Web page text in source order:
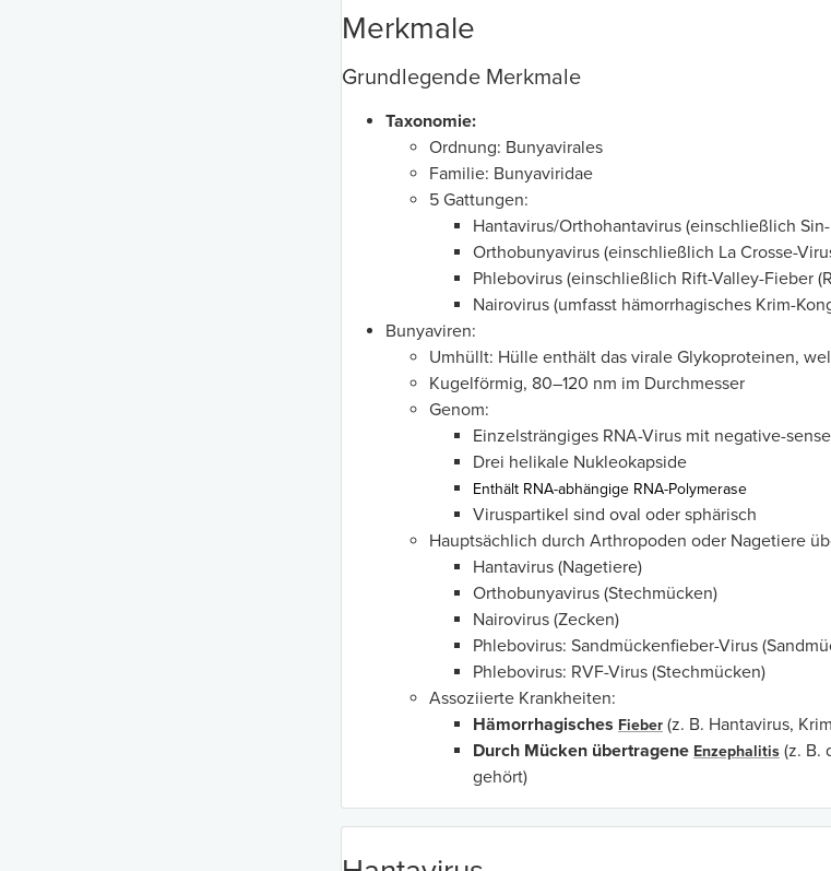
Merkmale
Grundlegende Merkmale
Taxonomie:
Ordnung: Bunyavirales
Familie: Bunyaviridae
5 Gattungen:
Hantavirus/Orthohantavirus (einschließlich
Orthobunyavirus (einschließlich La Crosse-
Phlebovirus (einschließlich Rift-Valley-Fieber
Nairovirus (umfasst hämorrhagisches Krim-
Bunyaviren:
Umhüllt: Hülle enthält das virale Glykoproteinen,
Kugelförmig, 80–120 nm im Durchmesser
Genom:
Einzelsträngiges RNA-Virus mit negative-sense
Drei helikale Nukleokapside
Enthält RNA-abhängige RNA-Polymerase
Viruspartikel sind oval oder sphärisch
Hauptsächlich durch Arthropoden oder Nagetiere
Hantavirus (Nagetiere)
Orthobunyavirus (Stechmücken)
Nairovirus (Zecken)
Phlebovirus: Sandmückenfieber-Virus
Phlebovirus: RVF-Virus (Stechmücken)
Assoziierte Krankheiten:
Hämorrhagisches Fieber (z. B. Hantavirus,
Durch Mücken übertragene Enzephalitis (z. B.
gehört)